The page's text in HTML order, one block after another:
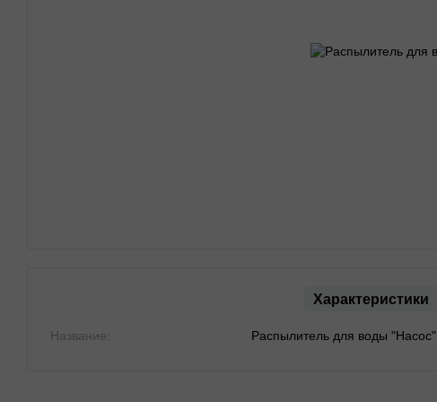
Характеристики
Название: Распылитель для воды "Насос"